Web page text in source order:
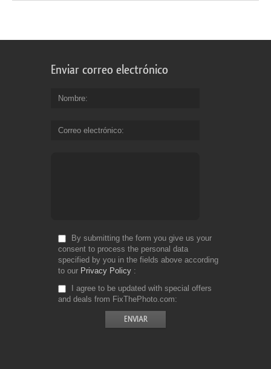
Enviar correo electrónico
Nombre
Correo electrónico
By submitting the form you give us your
consent to process the personal data
specified by you in the fields above according
to our Privacy Policy
I agree to be updated with special offers
and deals from FixThePhoto.com